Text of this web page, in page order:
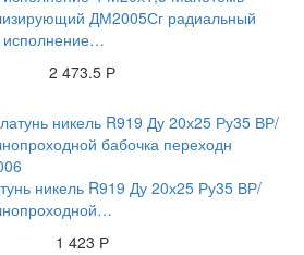
ДМ2005Сг радиальный
2 473.5 Р
никель R919 Ду 20х25 Ру35 ВР/
1 423 Р